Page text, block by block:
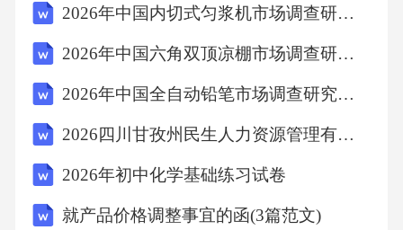
的，乙方有权解除本协议，并要求甲方承担违
约责任。若因不可抗力或政府行为等原因导致
本协议无法继续履行的，双方互不承担违约责
限届满或双方按照本协议约定提前解除本协议
后，本协议终止。九、违约责任1.若甲方未按照
本协议约定履行义务，导致乙方遭受损失的，
2026年中国内切式匀浆机市场调查研究报告
2026年中国六角双顶凉棚市场调查研究报告
2026年中国全自动铅笔市场调查研究报告
2026四川甘孜州民生人力资源管理有限公司市场化招聘综合总排名及拟录用笔试历年参考题库附带答案详解
2026年初中化学基础练习试卷
就产品价格调整事宜的函(3篇范文)